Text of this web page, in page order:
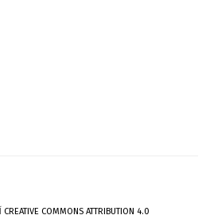
CREATIVE COMMONS ATTRIBUTION 4.0